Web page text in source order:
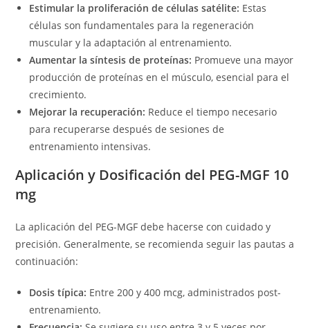
Estimular la proliferación de células satélite: Estas
células son fundamentales para la regeneración
muscular y la adaptación al entrenamiento.
Aumentar la síntesis de proteínas: Promueve una mayor
producción de proteínas en el músculo, esencial para el
crecimiento.
Mejorar la recuperación: Reduce el tiempo necesario
para recuperarse después de sesiones de
entrenamiento intensivas.
Aplicación y Dosificación del PEG-MGF 10
mg
La aplicación del PEG-MGF debe hacerse con cuidado y
precisión. Generalmente, se recomienda seguir las pautas a
continuación:
Dosis típica: Entre 200 y 400 mcg, administrados post-
entrenamiento.